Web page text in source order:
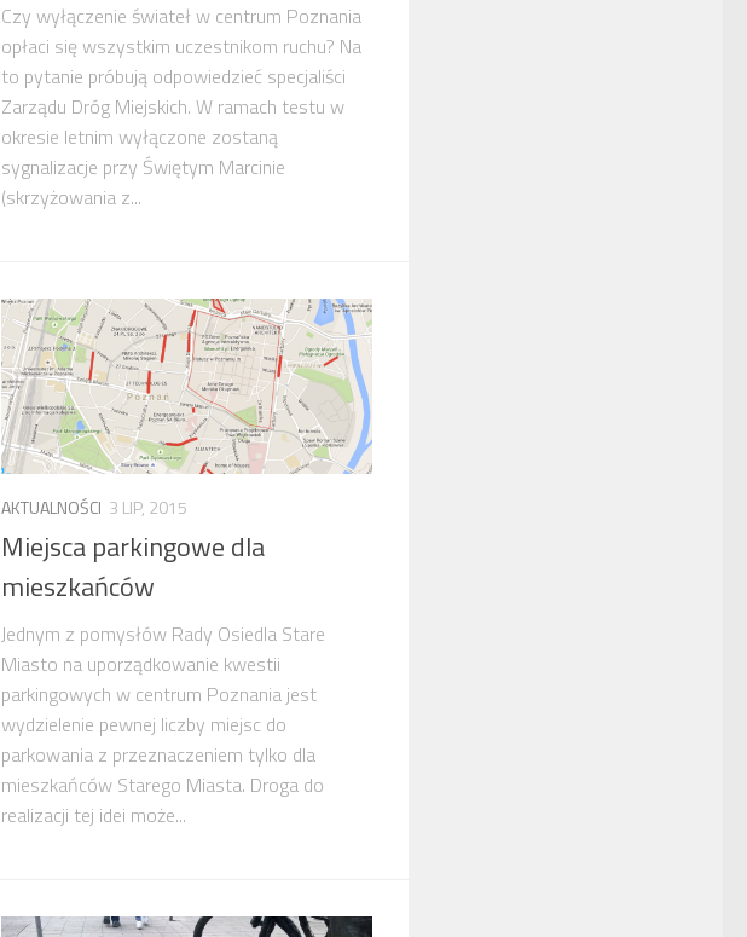
Czy wyłączenie świateł w centrum Poznania
opłaci się wszystkim uczestnikom ruchu? Na
to pytanie próbują odpowiedzieć specjaliści
Zarządu Dróg Miejskich. W ramach testu w
okresie letnim wyłączone zostaną
sygnalizacje przy Świętym Marcinie
(skrzyżowania z...
AKTUALNOŚCI 3 LIP, 2015
Miejsca parkingowe dla
mieszkańców
Jednym z pomysłów Rady Osiedla Stare
Miasto na uporządkowanie kwestii
parkingowych w centrum Poznania jest
wydzielenie pewnej liczby miejsc do
parkowania z przeznaczeniem tylko dla
mieszkańców Starego Miasta. Droga do
realizacji tej idei może...